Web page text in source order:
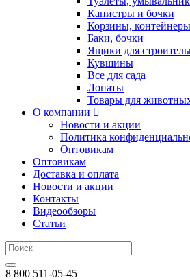
Канистры и бочки
Корзины,
Баки, бочки
Ящики для
Кувшины
Все для сада
Лопаты
Товары для
О компании
Новости и акции
Политика
Оптовикам
Оптовикам
Доставка и оплата
Новости и акции
Контакты
Видеообзоры
Статьи
8 800 511-05-45